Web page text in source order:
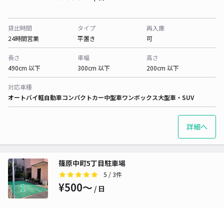
貸出時間
24時間営業
タイプ
平置き
再入庫
可
長さ
490cm 以下
車幅
300cm 以下
高さ
200cm 以下
対応車種
オートバイ軽自動車コンパクトカー中型車ワンボックス大型車・SUV
詳細へ
篠原中町5丁目駐車場
5 / 3件
¥500〜 / 日